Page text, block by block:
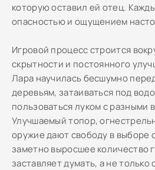
которую оставил ей отец.
опасностью и ощущением
Игровой процесс строится
скрытности и постоянного
Лара научилась бесшумно
деревьям, затаиваться под
пользоваться луком с разными
Улучшаемый топор,
оружие дают свободу в выборе
заметно выросшее количество
заставляет думать, а не только